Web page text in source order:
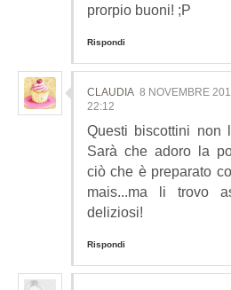
prorpio buoni! ;P
Rispondi
CLAUDIA 8 NOVEMBRE
22:12
Questi biscottini non
Sarà che adoro la
ciò che è preparato
mais...ma li trovo
deliziosi!
Rispondi